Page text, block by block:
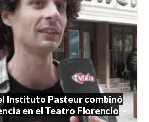
Instituto Pasteur combinó
en el Teatro Florencio